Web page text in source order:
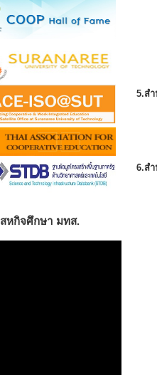
สหกิจศึกษา มทส.
5.ส
6.ส